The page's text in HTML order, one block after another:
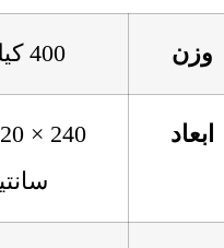
وزن 400 کیلوگرم
ابعاد